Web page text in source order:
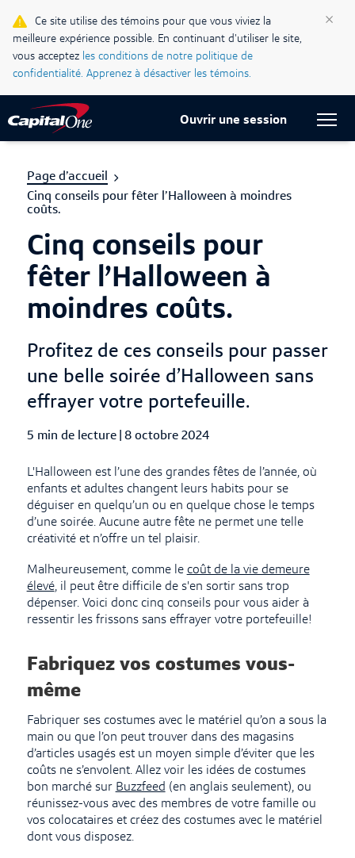
Ce site utilise des témoins pour que vous viviez la
meilleure expérience possible. En continuant d'utiliser le site,
vous acceptez les conditions de notre politique de
confidentialité. Apprenez à désactiver les témoins.
×
Blogue Ma vie, mon crédit
Centre d’assistance
Current Locale:
Français (Canada)
Ouvrir une session
Page d’accueil
Cinq conseils pour fêter l’Halloween à moindres
coûts.
Cinq conseils pour
fêter l’Halloween à
moindres coûts.
Profitez de ces conseils pour passer
une belle soirée d’Halloween sans
effrayer votre portefeuille.
5 min de lecture Published Date
8 octobre 2024
L'Halloween est l’une des grandes fêtes de l’année, où
enfants et adultes changent leurs habits pour se
déguiser en quelqu’un ou en quelque chose le temps
d’une soirée. Aucune autre fête ne permet une telle
créativité et n’offre un tel plaisir.
Malheureusement, comme le coût de la vie demeure
élevé, il peut être difficile de s'en sortir sans trop
dépenser. Voici donc cinq conseils pour vous aider à
ressentir les frissons sans effrayer votre portefeuille!
Fabriquez vos costumes vous-
même
Fabriquer ses costumes avec le matériel qu’on a sous la
main ou que l’on peut trouver dans des magasins
d’articles usagés est un moyen simple d’éviter que les
coûts ne s’envolent. Allez voir les idées de costumes
bon marché sur Buzzfeed (en anglais seulement), ou
réunissez-vous avec des membres de votre famille ou
vos colocataires et créez des costumes avec le matériel
dont vous disposez.